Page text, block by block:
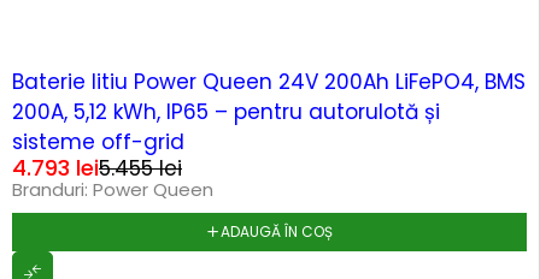
-12%
Baterie litiu Power Queen 24V 200Ah LiFePO4, BMS
200A, 5,12 kWh, IP65 – pentru autorulotă și
sisteme off-grid
5.455lei
4.793 lei
Branduri: Power Queen
ADAUGĂ ÎN COȘ